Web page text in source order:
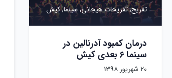
تفریح,تفریحات هیجانی, سینما,کیش
درمان کمبود آدرنالین در
سینما ۶ بعدی کیش
۲۰ شهریور ۱۳۹۸